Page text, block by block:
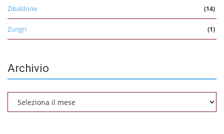
Zibaldone (14)
Zungri (1)
Archivio